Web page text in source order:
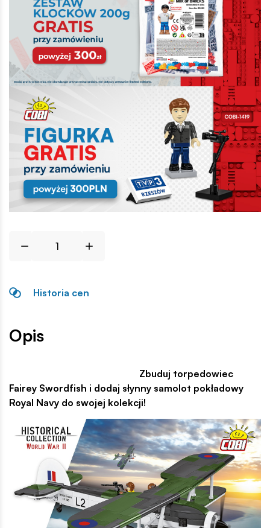
Historia cen
Opis
Zbuduj torpedowiec
Fairey Swordfish i dodaj słynny samolot pokładowy
Royal Navy do swojej kolekcji!